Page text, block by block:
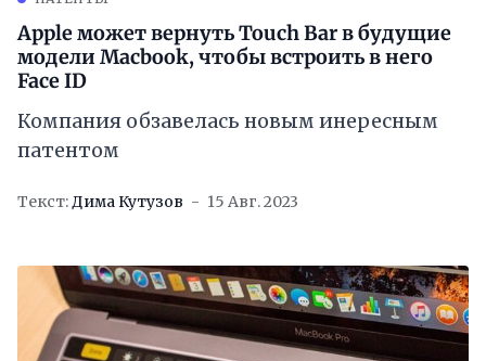
Apple может вернуть Touch Bar в будущие
модели Macbook, чтобы встроить в него
Face ID
Компания обзавелась новым инересным
патентом
Текст:Дима Кутузов 15 Авг. 2023